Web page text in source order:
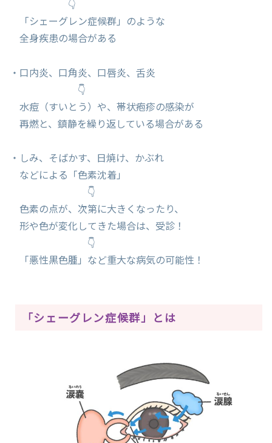
👇
「シェーグレン症候群」のような
全身疾患の場合がある
・口内炎、口角炎、口唇炎、舌炎
👇
水痘（すいとう）や、帯状疱疹の感染が
再燃と、鎮静を繰り返している場合がある
・しみ、そばかす、日焼け、かぶれ
などによる「色素沈着」
👇
色素の点が、次第に大きくなったり、
形や色が変化してきた場合は、受診！
👇
「悪性黒色腫」など重大な病気の可能性！
「シェーグレン症候群」とは